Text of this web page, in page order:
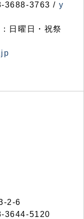
3688-3763 / y
日曜日・祝祭
2-6
3644-5120